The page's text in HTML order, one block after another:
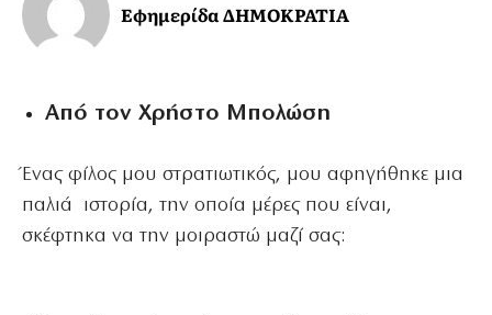
Εφημερίδα ΔΗΜΟΚΡΑΤΙΑ
Από τον Χρήστο Μπολώση
Ένας φίλος μου στρατιωτικός, μου αφηγήθηκε μια
παλιά ιστορία, την οποία μέρες που είναι,
σκέφτηκα να την μοιραστώ μαζί σας: